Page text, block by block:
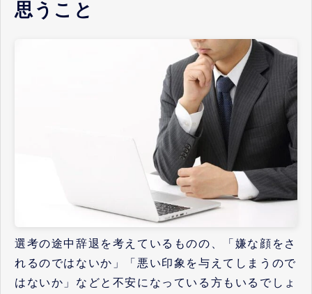
思うこと
選考の途中辞退を考えているものの、「嫌な顔をさ
れるのではないか」「悪い印象を与えてしまうので
はないか」などと不安になっている方もいるでしょ